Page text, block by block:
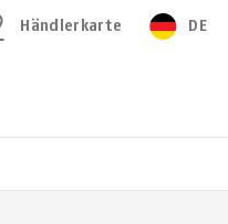
Händlerkarte DE